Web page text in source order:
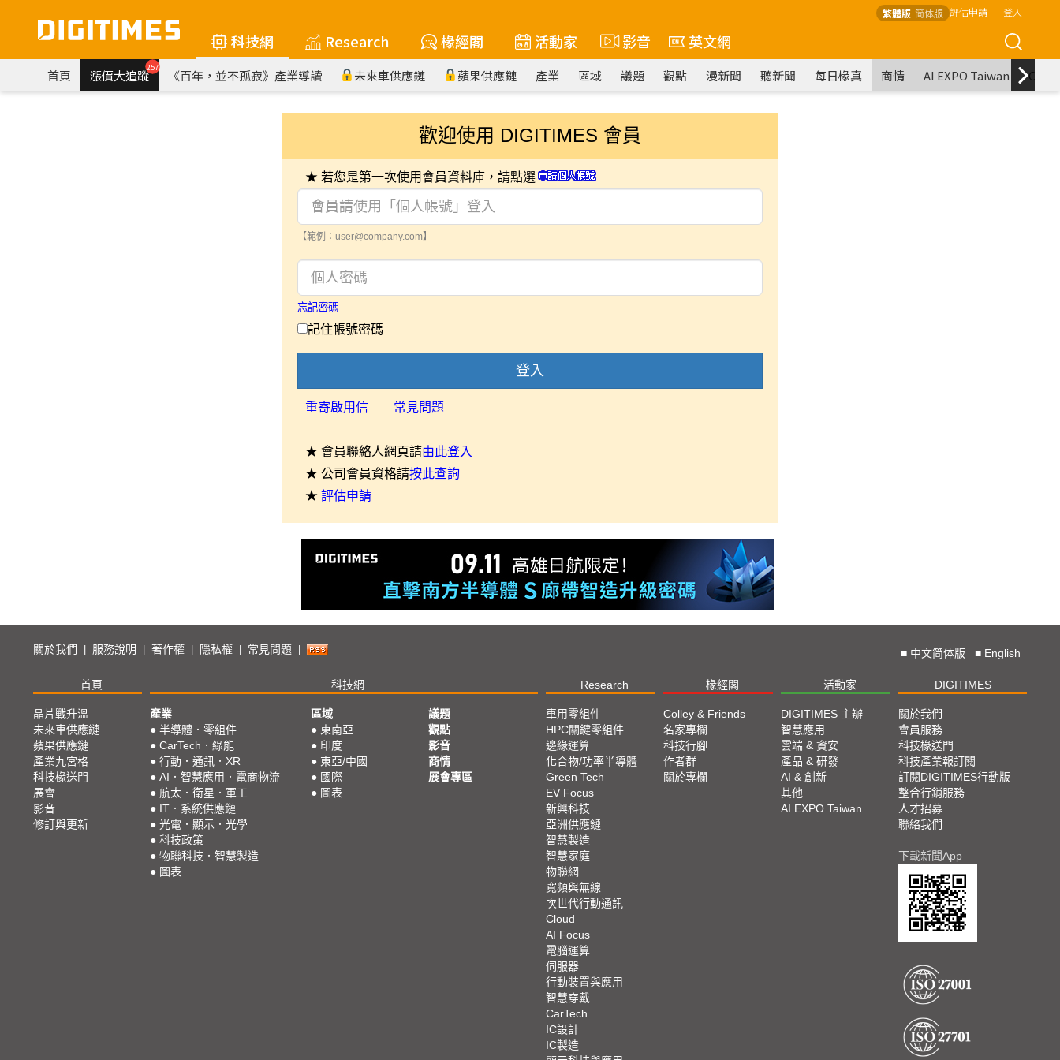
繁體版 简体版 評估申請 登入
科技網 Research 椽經閣 活動家 影音 英文網
首頁 漲價大追蹤257 《百年，並不孤寂》產業導讀 未來車供應鏈 蘋果供應鏈 產業 區域 議題 觀點 漫新聞 聽新聞 每日椽真 商情 AI EXPO Taiwan
歡迎使用 DIGITIMES 會員
★ 若您是第一次使用會員資料庫，請點選
【範例：user@company.com】
忘記密碼
記住帳號密碼
登入
重寄啟用信 常見問題
★ 會員聯絡人網頁請由此登入
★ 公司會員資格請按此查詢
★ 評估申請
關於我們 服務說明 著作權 隱私權 常見問題 ■ 中文简体版 ■ English
首頁 科技網 Research 椽經閣 活動家 DIGITIMES
晶片戰升溫
未來車供應鏈
蘋果供應鏈
產業九宮格
科技椽送門
展會
影音
修訂與更新
產業
● 半導體．零組件
● CarTech．綠能
● 行動．通訊．XR
● AI．智慧應用．電商物流
● 航太．衛星．軍工
● IT．系統供應鏈
● 光電．顯示．光學
● 科技政策
● 物聯科技．智慧製造
● 圖表
區域
● 東南亞
● 印度
● 東亞/中國
● 國際
● 圖表
議題
觀點
影音
商情
展會專區
車用零組件
HPC關鍵零組件
邊緣運算
化合物/功率半導體
Green Tech
EV Focus
新興科技
亞洲供應鏈
智慧製造
智慧家庭
物聯網
寬頻與無線
次世代行動通訊
Cloud
AI Focus
電腦運算
伺服器
行動裝置與應用
智慧穿戴
CarTech
IC設計
IC製造
Colley & Friends
名家專欄
科技行腳
作者群
關於專欄
DIGITIMES 主辦
智慧應用
雲端 & 資安
產品 & 研發
AI & 創新
其他
AI EXPO Taiwan
關於我們
會員服務
科技椽送門
科技產業報訂閱
訂閱DIGITIMES行動版
整合行銷服務
人才招募
聯絡我們
下載新聞App